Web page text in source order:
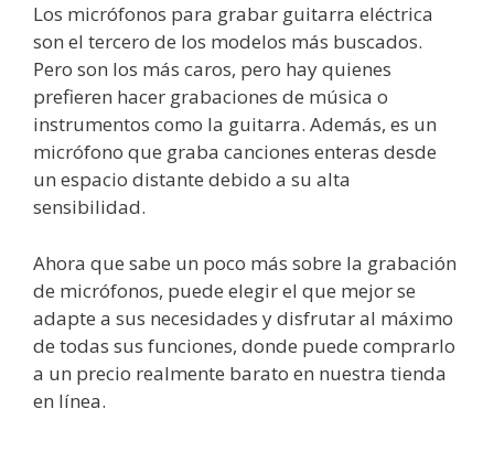
Los micrófonos para grabar guitarra eléctrica
son el tercero de los modelos más buscados.
Pero son los más caros, pero hay quienes
prefieren hacer grabaciones de música o
instrumentos como la guitarra. Además, es un
micrófono que graba canciones enteras desde
un espacio distante debido a su alta
sensibilidad.
Ahora que sabe un poco más sobre la grabación
de micrófonos, puede elegir el que mejor se
adapte a sus necesidades y disfrutar al máximo
de todas sus funciones, donde puede comprarlo
a un precio realmente barato en nuestra tienda
en línea.